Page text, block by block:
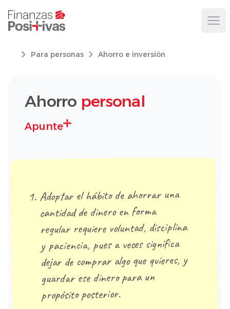
Para personas Ahorro e inversión
Ahorro personal
Apunte
Adoptar el hábito de ahorrar una
cantidad de dinero en forma
regular requiere voluntad, disciplina
y paciencia, pues a veces significa
dejar de comprar algo que quieres, y
guardar ese dinero para un
propósito posterior.